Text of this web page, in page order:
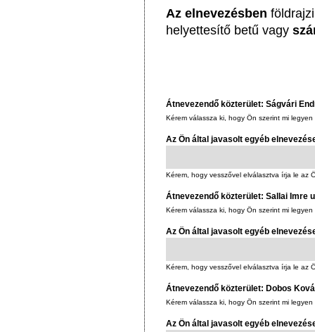
Az elnevezésben
helyettesítő betű vagy
Átnevezendő közterület: Ságvári
Kérem válassza ki, hogy Ön szerint mi
Az Ön által javasolt egyéb
Kérem, hogy vesszővel elválasztva írja le az
Átnevezendő közterület: Sallai Imre
Kérem válassza ki, hogy Ön szerint mi
Az Ön által javasolt egyéb
Kérem, hogy vesszővel elválasztva írja le az
Átnevezendő közterület: Dobos
Kérem válassza ki, hogy Ön szerint mi
Az Ön által javasolt egyéb